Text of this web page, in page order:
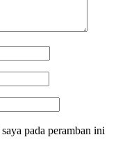
pada peramban ini